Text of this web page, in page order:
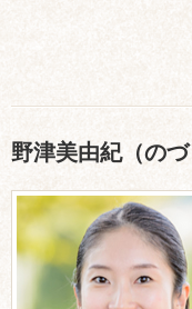
野津美由紀（のづ